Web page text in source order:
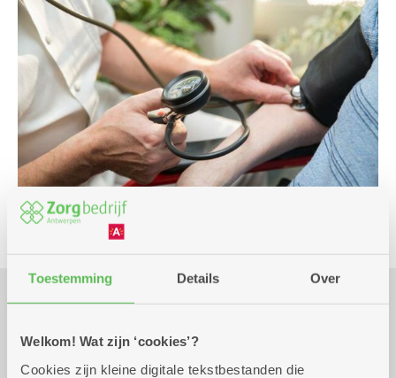
Toestemming Details Over
Welkom! Wat zijn ‘cookies’?
Cookies zijn kleine digitale tekstbestanden die